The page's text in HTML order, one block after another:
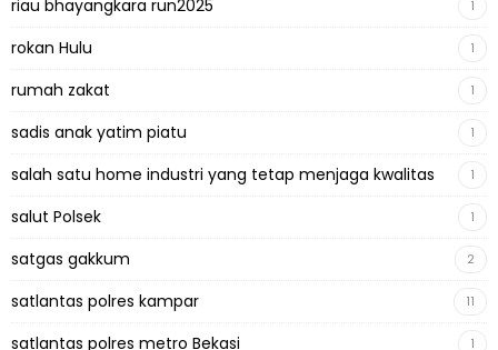
riau bhayangkara run2025 1
rokan Hulu 1
rumah zakat 1
sadis anak yatim piatu 1
salah satu home industri yang tetap menjaga kwalitas 1
salut Polsek 1
satgas gakkum 2
satlantas polres kampar 11
satlantas polres metro Bekasi 1